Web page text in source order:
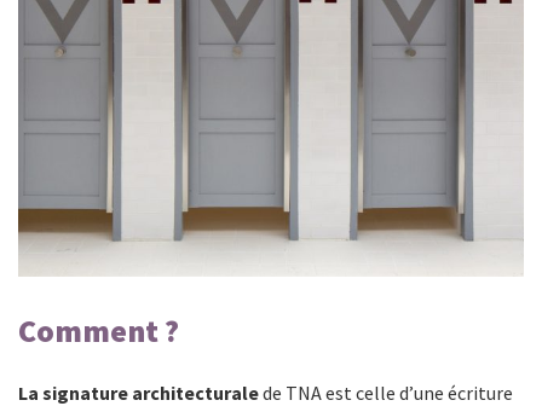
Comment ?
La signature architecturalede TNA est celle d’une écriture